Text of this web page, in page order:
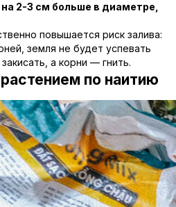
на 2-3 см больше в диаметре,
повышается риск залива:
земля не будет успевать
а корни — гнить.
по наитию
💧
люди, места,